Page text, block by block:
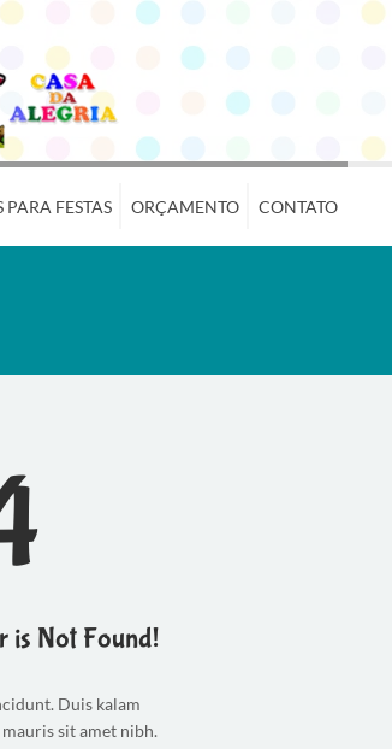
FESTAS ORÇAMENTO CONTATO
is Not Found!
Duis kalam
sit amet nibh.